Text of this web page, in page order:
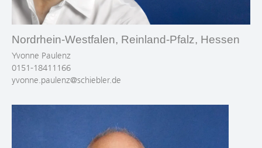
Nordrhein-Westfalen, Reinland-Pfalz, Hessen
Yvonne Paulenz
0151-18411166
yvonne.paulenz@schiebler.de